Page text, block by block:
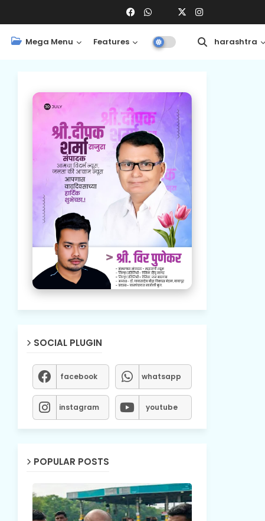
Mega Menu Features Central Maharashtra
SOCIAL PLUGIN
facebook whatsapp
instagram youtube
POPULAR POSTS